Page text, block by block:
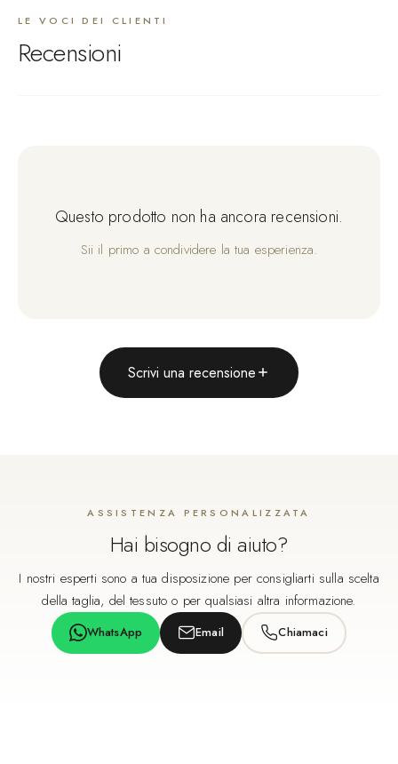
LE VOCI DEI CLIENTI
Recensioni
Questo prodotto non ha ancora recensioni.
Sii il primo a condividere la tua esperienza.
Scrivi una recensione
ASSISTENZA PERSONALIZZATA
Hai bisogno di aiuto?
I nostri esperti sono a tua disposizione per consigliarti sulla scelta
della taglia, del tessuto o per qualsiasi altra informazione.
WhatsApp Email Chiamaci